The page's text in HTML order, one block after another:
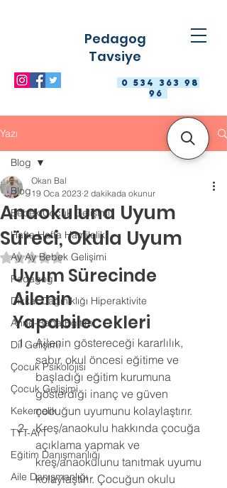
0 534 363 98
96
Pedagog
Tavsiye
Yazı
Blog
Bebek Çocuk Gelişimi
Hafta Hafta Hamilelik
Ay Ay Bebek Gelişimi
Pedagog
Dikkat Dağınıklığı Hiperaktivite
Anne-Baba Eğitimi
Dil Gelişimi
Çocuk Psikolojisi
Çocuk Gelişimi
Kekemelik
TYT-AYT
Eğitim Danışmanlığı
Aile Danışmanlığı
Blog
Anaokuluna Uyum
Süreci, Okula Uyum
Okan Bal
19 Oca 2023 2 dakikada okunur
5 üzerinden NaN yıldız
Uyum Sürecinde
Ailenin
Yapabilecekleri
Ailenin göstereceği kararlılık,
sabır, okul öncesi eğitime ve
başladığı eğitim kurumuna
gösterdiği inanç ve güven
çocuğun uyumunu kolaylaştırır.
Kreş/anaokulu hakkında çocuğa
açıklama yapmak ve
kreş/anaokulunu tanıtmak uyumu
kolaylaştırır. Çocuğun okulu